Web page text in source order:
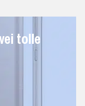
tolle